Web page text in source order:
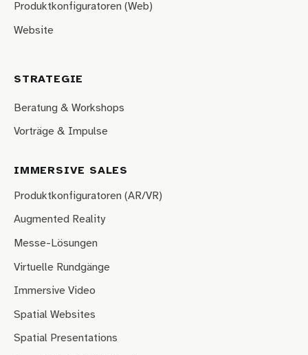
Produktkonfiguratoren (Web)
Website
STRATEGIE
Beratung & Workshops
Vorträge & Impulse
IMMERSIVE SALES
Produktkonfiguratoren (AR/VR)
Augmented Reality
Messe-Lösungen
Virtuelle Rundgänge
Immersive Video
Spatial Websites
Spatial Presentations